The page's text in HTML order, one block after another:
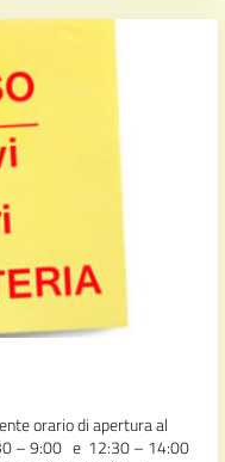
orario di apertura al
– 9:00 e 12:30 – 14:00